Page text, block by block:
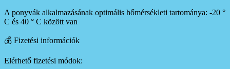
A ponyvák alkalmazásának optimális hőmérsékleti tartománya: -20 °
C és 40 ° C között van
💰 Fizetési információk
Elérhető fizetési módok: